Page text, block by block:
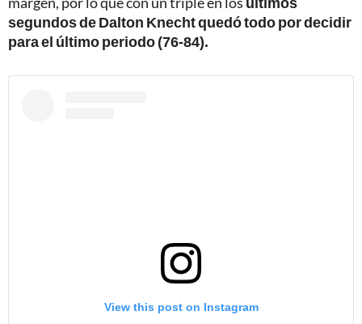
segundos de Dalton Knecht quedó todo por decidir
para el último periodo (76-84).
View this post on Instagram